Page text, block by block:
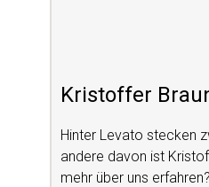
Kristoffer
Hinter Levato stecken
andere davon ist
mehr über uns erfahren?